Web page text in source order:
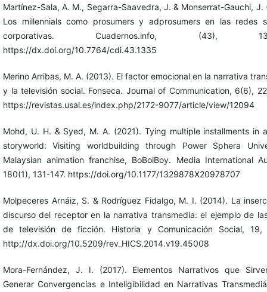
Martínez-Sala, A. M., Segarra-Saavedra, J. & Monserrat-Gauchi, J.
Los millennials como prosumers y adprosumers en las redes
corporativas. Cuadernos.info, (43),
https://dx.doi.org/10.7764/cdi.43.1335
Merino Arribas, M. A. (2013). El factor emocional en la narrativa
y la televisión social. Fonseca. Journal of Communication, 6(6),
https://revistas.usal.es/index.php/2172-9077/article/view/12094
Mohd, U. H. & Syed, M. A. (2021). Tying multiple installments in
storyworld: Visiting worldbuilding through Power Sphera
Malaysian animation franchise, BoBoiBoy. Media International
180(1), 131-147. https://doi.org/10.1177/1329878X20978707
Molpeceres Arnáiz, S. & Rodríguez Fidalgo, M. I. (2014). La
discurso del receptor en la narrativa transmedia: el ejemplo de
de televisión de ficción. Historia y Comunicación Social, 19,
http://dx.doi.org/10.5209/rev_HICS.2014.v19.45008
Mora-Fernández, J. I. (2017). Elementos Narrativos que
Generar Convergencias e Inteligibilidad en Narrativas